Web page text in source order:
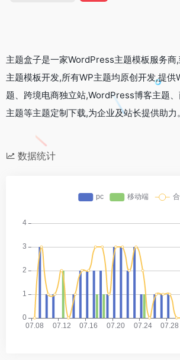
主题盒子是一家WordPress主题模板服务
主题模板开发,所有WP主题均原创开发,提
题、跨境电商独立站,WordPress博客主题
主题等主题定制下载,为企业及站长提供助力。
数据统计